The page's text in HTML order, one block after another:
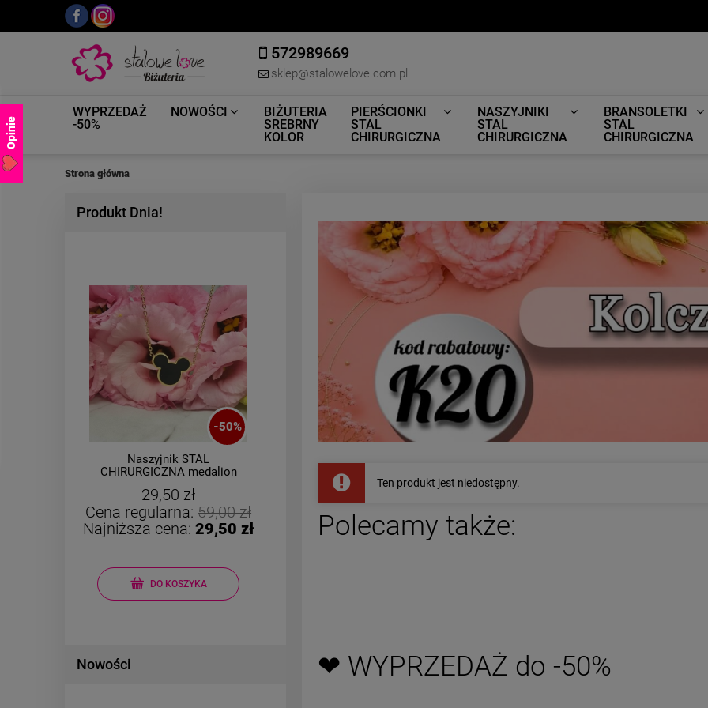
572989669
sklep@stalowelove.com.pl
WYPRZEDAŻ
-50%
NOWOŚCI
BIŻUTERIA
SREBRNY
KOLOR
PIERŚCIONKI
STAL
CHIRURGICZNA
NASZYJNIKI
STAL
CHIRURGICZNA
BRANSOLETKI
STAL
CHIRURGICZNA
Strona główna
Produkt Dnia!
-50%
Naszyjnik STAL
CHIRURGICZNA medalion
29,50 zł
Cena regularna:59,00 zł
Najniższa cena:29,50 zł
DO KOSZYKA
STAL CHIRURGICZNA
gumkowa kryształki
59,00 zł
Nowości
Ten produkt jest niedostępny.
Polecamy także:
❤ WYPRZEDAŻ do -50%
Opinie